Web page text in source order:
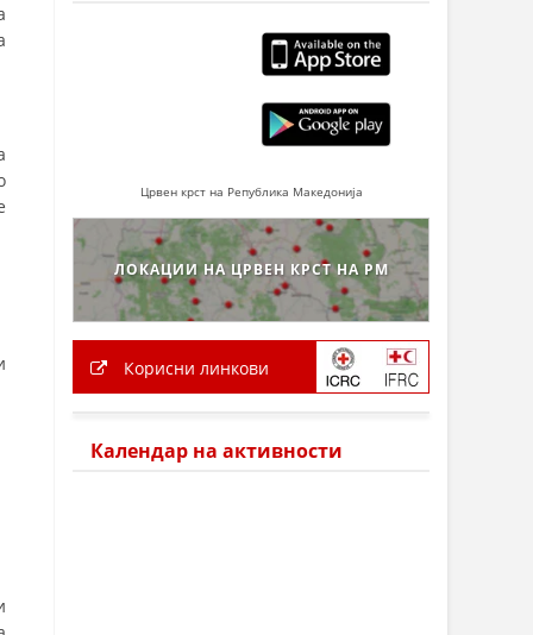
Црвен крст на Република Македонија
ЛОКАЦИИ НА ЦРВЕН КРСТ НА РМ
Корисни линкови
Календар на активности